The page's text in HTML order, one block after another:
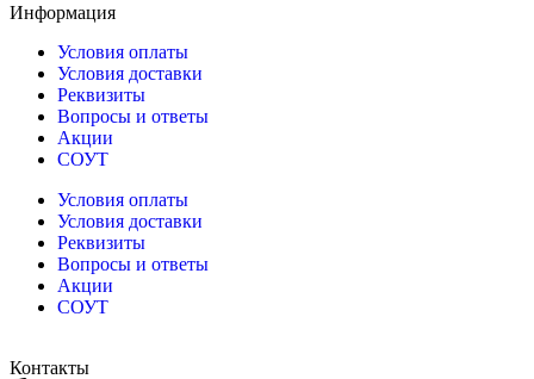
Информация
Условия оплаты
Условия доставки
Реквизиты
Вопросы и ответы
Акции
СОУТ
Условия оплаты
Условия доставки
Реквизиты
Вопросы и ответы
Акции
СОУТ
Контакты